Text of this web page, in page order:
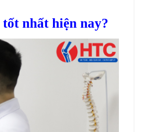
nhất hiện nay?